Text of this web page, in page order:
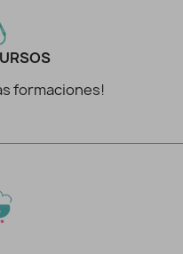
formaciones!